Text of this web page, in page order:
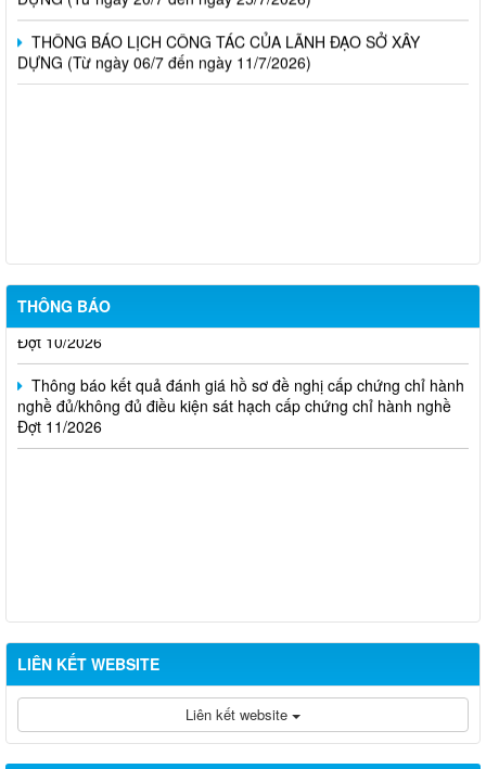
THÔNG BÁO LỊCH CÔNG TÁC CỦA LÃNH ĐẠO SỞ XÂY
DỰNG (Từ ngày 06/7 đến ngày 11/7/2026)
THÔNG BÁO
Thông báo kết quả đánh giá hồ sơ đề nghị cấp chứng chỉ hành
nghề đủ/không đủ điều kiện sát hạch cấp chứng chỉ hành nghề
Đợt 10/2026
Thông báo kết quả đánh giá hồ sơ đề nghị cấp chứng chỉ hành
nghề đủ/không đủ điều kiện sát hạch cấp chứng chỉ hành nghề
Đợt 11/2026
LIÊN KẾT WEBSITE
Liên kết website